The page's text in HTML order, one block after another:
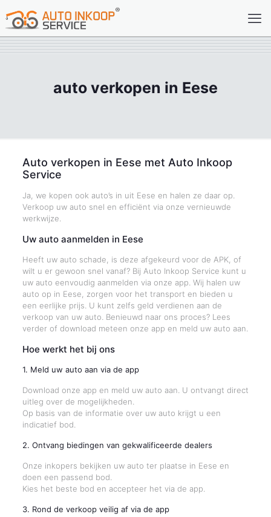
auto verkopen in Eese
Auto verkopen in Eese met Auto Inkoop
Service
Ja, we kopen ook auto’s in uit Eese en halen ze daar op.
Verkoop uw auto snel en efficiënt via onze vernieuwde
werkwijze.
Uw auto aanmelden in Eese
Heeft uw auto schade, is deze afgekeurd voor de APK, of
wilt u er gewoon snel vanaf? Bij Auto Inkoop Service kunt u
uw auto eenvoudig aanmelden via onze app. Wij halen uw
auto op in Eese, zorgen voor het transport en bieden u
een eerlijke prijs. U kunt zelfs geld verdienen aan de
verkoop van uw auto. Benieuwd naar ons proces? Lees
verder of download meteen onze app en meld uw auto aan.
Hoe werkt het bij ons
1. Meld uw auto aan via de app
Download onze app en meld uw auto aan. U ontvangt direct
uitleg over de mogelijkheden.
Op basis van de informatie over uw auto krijgt u een
indicatief bod.
2. Ontvang biedingen van gekwalificeerde dealers
Onze inkopers bekijken uw auto ter plaatse in Eese en
doen een passend bod.
Kies het beste bod en accepteer het via de app.
3. Rond de verkoop veilig af via de app